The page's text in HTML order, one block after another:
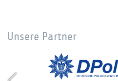
Unsere Partner